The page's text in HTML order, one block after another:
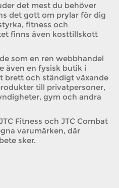
det mest du behöver
det gott om prylar för dig
fitness och
finns även kosttillskott
som en ren webbhandel
även en fysisk butik i
brett och ständigt växande
till privatpersoner,
gym och andra
Fitness och JTC Combat
varumärken, där
sker.